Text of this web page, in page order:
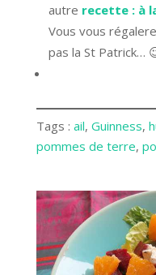
autre recette : à
Vous vous
pas la St Patrick…
Tags : ail, Guinness,
pommes de terre,